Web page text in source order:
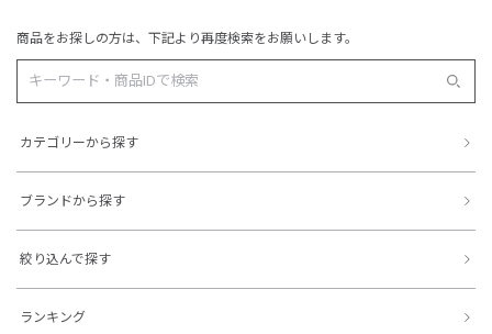
商品をお探しの方は、下記より再度検索をお願いします。
カテゴリーから探す
ブランドから探す
絞り込んで探す
ランキング